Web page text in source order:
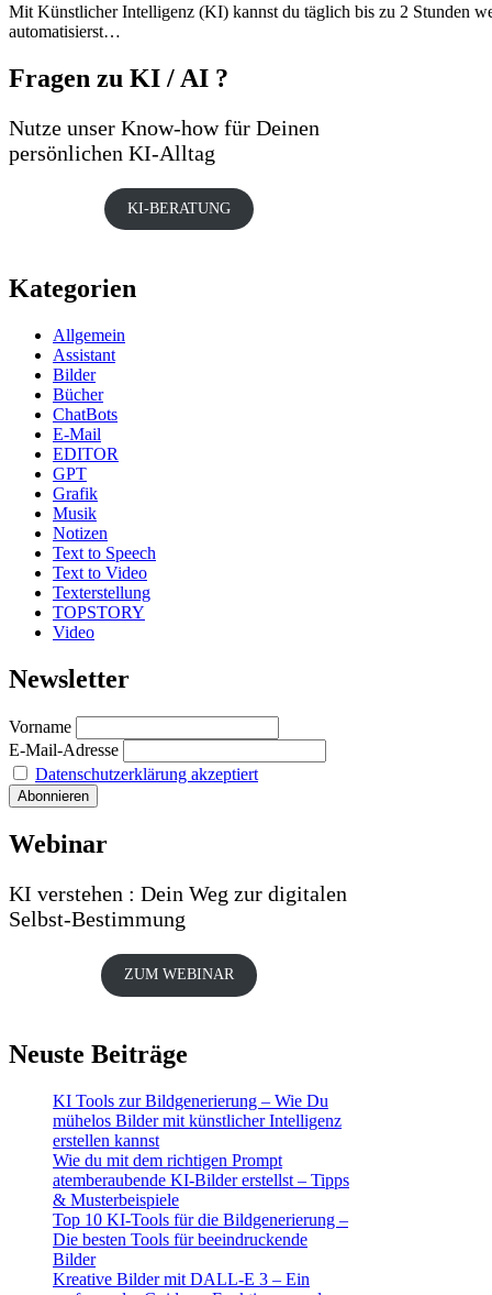
Mit Künstlicher Intelligenz (KI) kannst du täglich bis zu 2 Stunden wertvolle Zeit gewinnen, indem du Routineprozesse
automatisierst…
Fragen zu KI / AI ?
Nutze unser Know-how für Deinen
persönlichen KI-Alltag
KI-BERATUNG
Kategorien
Allgemein
Assistant
Bilder
Bücher
ChatBots
E-Mail
EDITOR
GPT
Grafik
Musik
Notizen
Text to Speech
Text to Video
Texterstellung
TOPSTORY
Video
Newsletter
Vorname
E-Mail-Adresse
Datenschutzerklärung akzeptiert
Webinar
KI verstehen : Dein Weg zur digitalen
Selbst-Bestimmung
ZUM WEBINAR
Neuste Beiträge
KI Tools zur Bildgenerierung – Wie Du
mühelos Bilder mit künstlicher Intelligenz
erstellen kannst
Wie du mit dem richtigen Prompt
atemberaubende KI-Bilder erstellst – Tipps
& Musterbeispiele
Top 10 KI-Tools für die Bildgenerierung –
Die besten Tools für beeindruckende
Bilder
Kreative Bilder mit DALL-E 3 – Ein